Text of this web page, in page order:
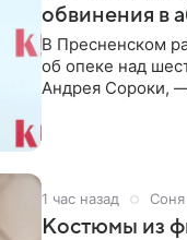
обвинения в
В Пресненском
об опеке над
Андрея Сороки,
1 час назад
Костюмы из